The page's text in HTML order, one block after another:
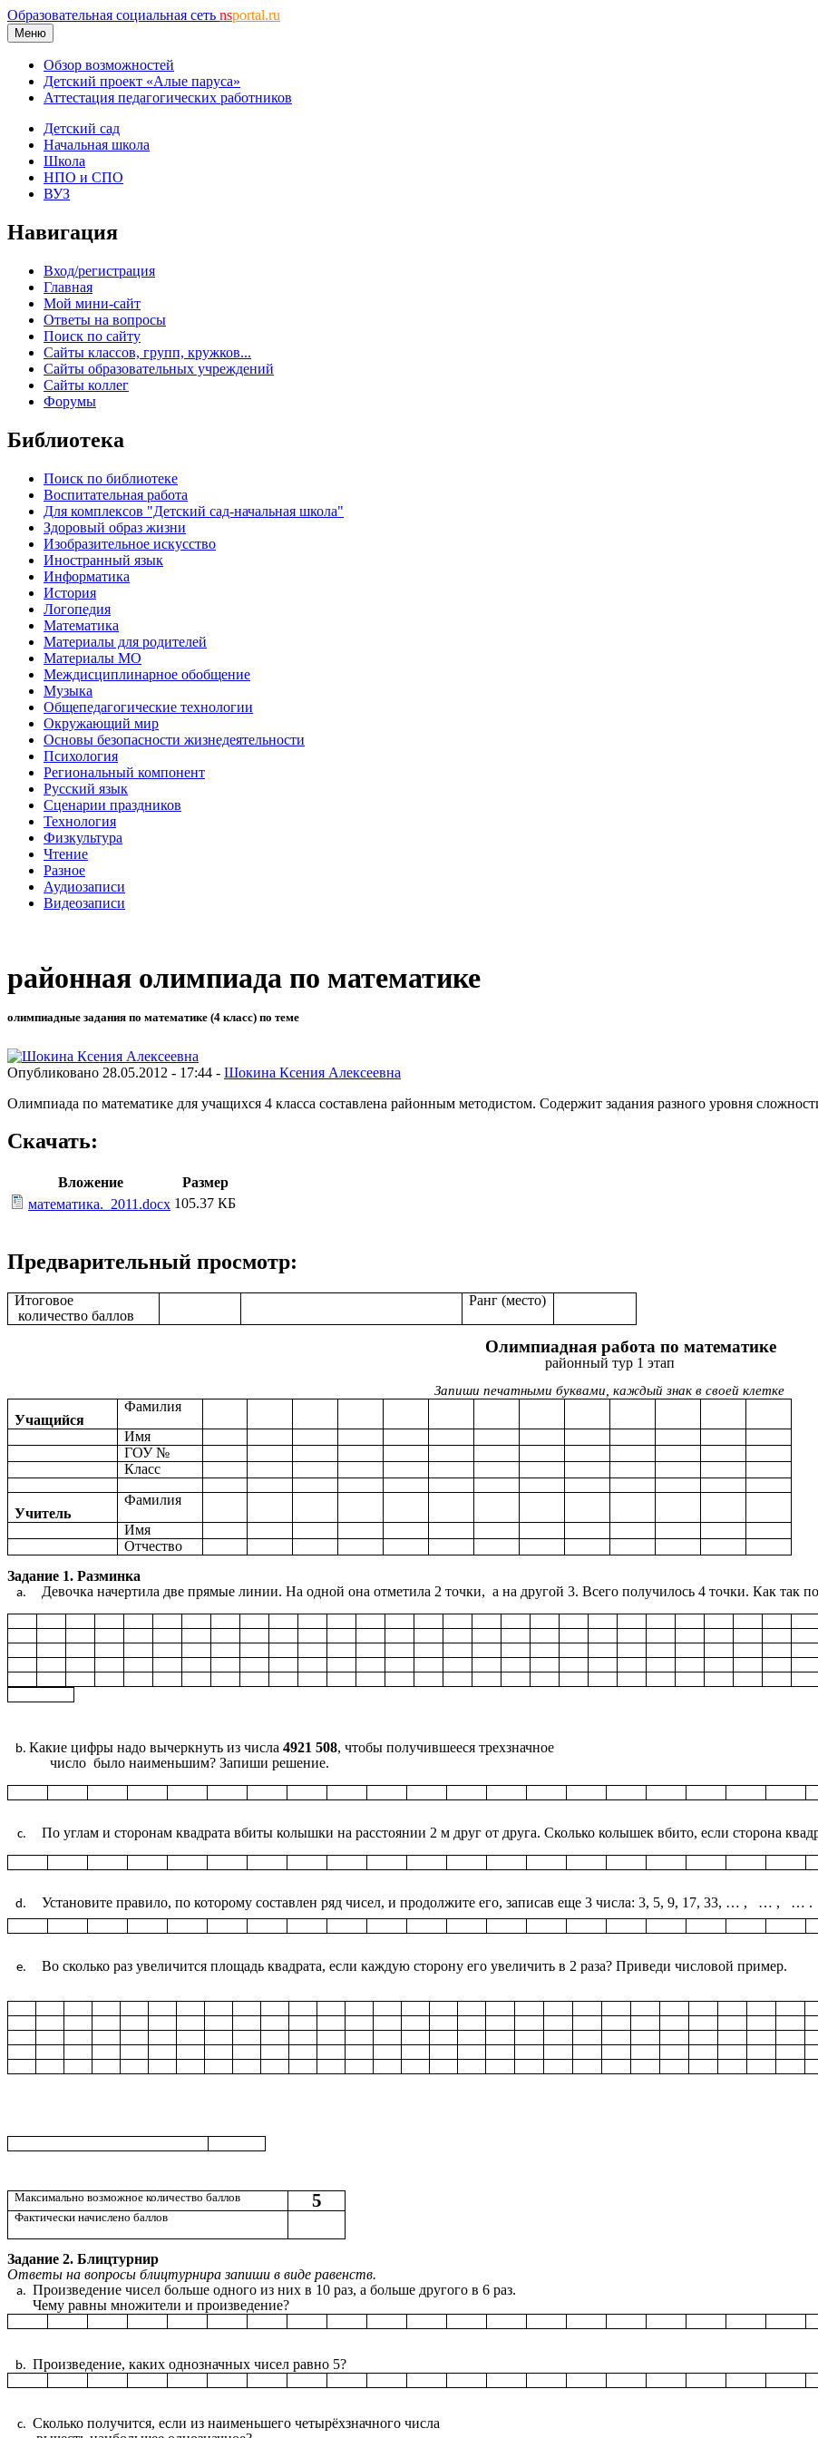
Образовательная социальная сеть nsportal.ru
Меню
Обзор возможностей
Детский проект «Алые паруса»
Аттестация педагогических работников
Детский сад
Начальная школа
Школа
НПО и СПО
ВУЗ
Навигация
Вход/регистрация
Главная
Мой мини-сайт
Ответы на вопросы
Поиск по сайту
Сайты классов, групп, кружков...
Сайты образовательных учреждений
Сайты коллег
Форумы
Библиотека
Поиск по библиотеке
Воспитательная работа
Для комплексов "Детский сад-начальная школа"
Здоровый образ жизни
Изобразительное искусство
Иностранный язык
Информатика
История
Логопедия
Математика
Материалы для родителей
Материалы МО
Междисциплинарное обобщение
Музыка
Общепедагогические технологии
Окружающий мир
Основы безопасности жизнедеятельности
Психология
Региональный компонент
Русский язык
Сценарии праздников
Технология
Физкультура
Чтение
Разное
Аудиозаписи
Видеозаписи
районная олимпиада по математике
олимпиадные задания по математике (4 класс) по теме
Опубликовано 28.05.2012 - 17:44 - Шокина Ксения Алексеевна
Олимпиада по математике для учащихся 4 класса составлена районным методистом. Содержит задания разного уровня
Скачать:
Вложение
Размер
математика._2011.docx 105.37 КБ
Предварительный просмотр:
Итоговое
количество баллов
Ранг (место)
Олимпиадная работа по математике
районный тур 1 этап
Запиши печатными буквами, каждый знак в своей клетке
Учащийся
Фамилия
Имя
ГОУ №
Класс
Учитель
Фамилия
Имя
Отчество
Задание 1. Разминка
Девочка начертила две прямые линии. На одной она отметила 2 точки, а на другой 3. Всего получилось 4 точки. Как так
Какие цифры надо вычеркнуть из числа4921 508, чтобы получившееся трехзначное
число было наименьшим? Запиши решение.
По углам и сторонам квадрата вбиты колышки на расстоянии 2 м друг от друга. Сколько колышек вбито, если сторона
Установите правило, по которому составлен ряд чисел, и продолжите его, записав еще 3 числа: 3, 5, 9, 17, 33, … , … , … .
Во сколько раз увеличится площадь квадрата, если каждую сторону его увеличить в 2 раза? Приведи числовой пример.
Максимально возможное количество баллов 5
Фактически начислено баллов
Задание 2. Блицтурнир
Ответы на вопросы блицтурнира запиши в виде равенств.
Произведение чисел больше одного из них в 10 раз, а больше другого в 6 раз.
Чему равны множители и произведение?
Произведение, каких однозначных чисел равно 5?
Сколько получится, если из наименьшего четырёхзначного числа